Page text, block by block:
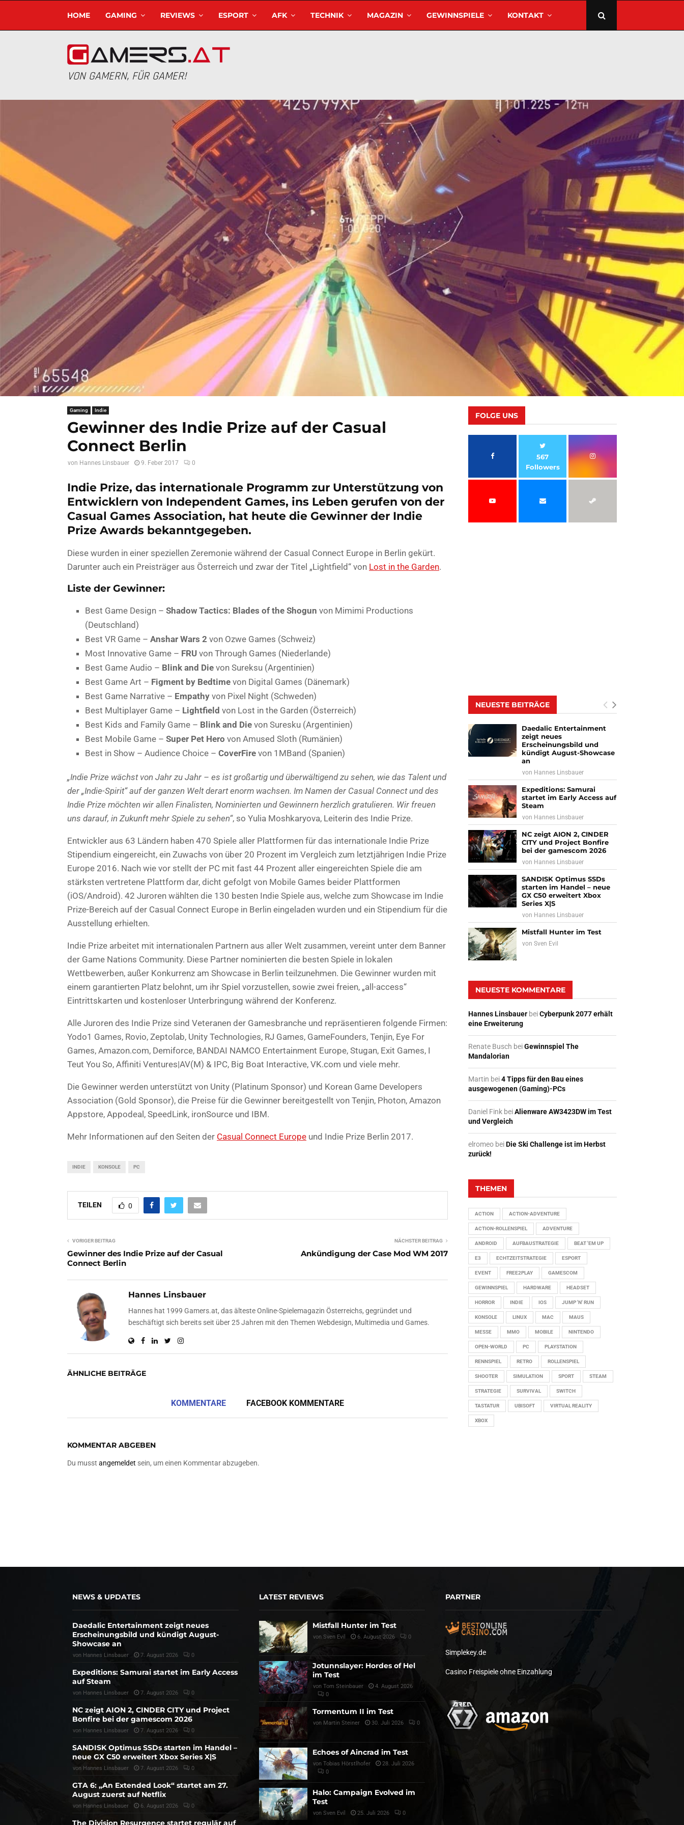
HOME GAMING REVIEWS ESPORT AFK TECHNIK MAGAZIN GEWINNSPIELE KONTAKT
VON GAMERN, FÜR GAMER!
Gaming Indie
Gewinner des Indie Prize auf der Casual
Connect Berlin
von Hannes Linsbauer 9. Feber 2017 0
Indie Prize, das internationale Programm zur Unterstützung von
Entwicklern von Independent Games, ins Leben gerufen von der
Casual Games Association, hat heute die Gewinner der Indie
Prize Awards bekanntgegeben.
Diese wurden in einer speziellen Zeremonie während der Casual Connect Europe in Berlin gekürt.
Darunter auch ein Preisträger aus Österreich und zwar der Titel „Lightfield“ von Lost in the Garden.
Liste der Gewinner:
Best Game Design – Shadow Tactics: Blades of the Shogun von Mimimi Productions
(Deutschland)
Best VR Game – Anshar Wars 2 von Ozwe Games (Schweiz)
Most Innovative Game – FRU von Through Games (Niederlande)
Best Game Audio – Blink and Die von Sureksu (Argentinien)
Best Game Art – Figment by Bedtime von Digital Games (Dänemark)
Best Game Narrative – Empathy von Pixel Night (Schweden)
Best Multiplayer Game – Lightfield von Lost in the Garden (Österreich)
Best Kids and Family Game – Blink and Die von Suresku (Argentinien)
Best Mobile Game – Super Pet Hero von Amused Sloth (Rumänien)
Best in Show – Audience Choice – CoverFire von 1MBand (Spanien)
„Indie Prize wächst von Jahr zu Jahr – es ist großartig und überwältigend zu sehen, wie das Talent und
der „Indie-Spirit“ auf der ganzen Welt derart enorm wachsen. Im Namen der Casual Connect und des
Indie Prize möchten wir allen Finalisten, Nominierten und Gewinnern herzlich gratulieren. Wir freuen
uns darauf, in Zukunft mehr Spiele zu sehen“, so Yulia Moshkaryova, Leiterin des Indie Prize.
Entwickler aus 63 Ländern haben 470 Spiele aller Plattformen für das internationale Indie Prize
Stipendium eingereicht, ein Zuwachs von über 20 Prozent im Vergleich zum letztjährigen Indie Prize
Europe 2016. Nach wie vor stellt der PC mit fast 44 Prozent aller eingereichten Spiele die am
stärksten vertretene Plattform dar, dicht gefolgt von Mobile Games beider Plattformen
(iOS/Android). 42 Juroren wählten die 130 besten Indie Spiele aus, welche zum Showcase im Indie
Prize-Bereich auf der Casual Connect Europe in Berlin eingeladen wurden und ein Stipendium für die
Ausstellung erhielten.
Indie Prize arbeitet mit internationalen Partnern aus aller Welt zusammen, vereint unter dem Banner
der Game Nations Community. Diese Partner nominierten die besten Spiele in lokalen
Wettbewerben, außer Konkurrenz am Showcase in Berlin teilzunehmen. Die Gewinner wurden mit
einem garantierten Platz belohnt, um ihr Spiel vorzustellen, sowie zwei freien, „all-access“
Eintrittskarten und kostenloser Unterbringung während der Konferenz.
Alle Juroren des Indie Prize sind Veteranen der Gamesbranche und repräsentieren folgende Firmen:
Yodo1 Games, Rovio, Zeptolab, Unity Technologies, RJ Games, GameFounders, Tenjin, Eye For
Games, Amazon.com, Demiforce, BANDAI NAMCO Entertainment Europe, Stugan, Exit Games, I
Teut You So, Affiniti Ventures|AV(M) & IPC, Big Boat Interactive, VK.com und viele mehr.
Die Gewinner werden unterstützt von Unity (Platinum Sponsor) und Korean Game Developers
Association (Gold Sponsor), die Preise für die Gewinner bereitgestellt von Tenjin, Photon, Amazon
Appstore, Appodeal, SpeedLink, ironSource und IBM.
Mehr Informationen auf den Seiten der Casual Connect Europe und Indie Prize Berlin 2017.
INDIE KONSOLE PC
TEILEN 0
VORIGER BEITRAG
Gewinner des Indie Prize auf der Casual
Connect Berlin
NÄCHSTER BEITRAG
Ankündigung der Case Mod WM 2017
Hannes Linsbauer
Hannes hat 1999 Gamers.at, das älteste Online-Spielemagazin Österreichs, gegründet und
beschäftigt sich bereits seit über 25 Jahren mit den Themen Webdesign, Multimedia und Games.
ÄHNLICHE BEITRÄGE
KOMMENTARE FACEBOOK KOMMENTARE
KOMMENTAR ABGEBEN
Du musst angemeldet sein, um einen Kommentar abzugeben.
FOLGE UNS
567
Followers
NEUESTE BEITRÄGE
Daedalic Entertainment
zeigt neues
Erscheinungsbild und
kündigt August-Showcase
an
von Hannes Linsbauer
Expeditions: Samurai
startet im Early Access auf
Steam
von Hannes Linsbauer
NC zeigt AION 2, CINDER
CITY und Project Bonfire
bei der gamescom 2026
von Hannes Linsbauer
SANDISK Optimus SSDs
starten im Handel – neue
GX C50 erweitert Xbox
Series X|S
von Hannes Linsbauer
Mistfall Hunter im Test
vonSven Evil
NEUESTE KOMMENTARE
Hannes Linsbauer beiCyberpunk 2077 erhält
eine Erweiterung
Renate Busch beiGewinnspiel The
Mandalorian
Martin bei4 Tipps für den Bau eines
ausgewogenen (Gaming)-PCs
Daniel Fink beiAlienware AW3423DW im Test
und Vergleich
elromeo beiDie Ski Challenge ist im Herbst
zurück!
THEMEN
ACTION ACTION-ADVENTURE
ACTION-ROLLENSPIEL ADVENTURE
ANDROID AUFBAUSTRATEGIE BEAT 'EM UP
E3 ECHTZEITSTRATEGIE ESPORT
EVENT FREE2PLAY GAMESCOM
GEWINNSPIEL HARDWARE HEADSET
HORROR INDIE IOS JUMP 'N' RUN
KONSOLE LINUX MAC MAUS
MESSE MMO MOBILE NINTENDO
OPEN-WORLD PC PLAYSTATION
RENNSPIEL RETRO ROLLENSPIEL
SHOOTER SIMULATION SPORT STEAM
STRATEGIE SURVIVAL SWITCH
TASTATUR UBISOFT VIRTUAL REALITY
XBOX
NEWS & UPDATES
Daedalic Entertainment zeigt neues
Erscheinungsbild und kündigt August-
Showcase an
von Hannes Linsbauer 7. August 2026 0
Expeditions: Samurai startet im Early Access
auf Steam
von Hannes Linsbauer 7. August 2026 0
NC zeigt AION 2, CINDER CITY und Project
Bonfire bei der gamescom 2026
von Hannes Linsbauer 7. August 2026 0
SANDISK Optimus SSDs starten im Handel –
neue GX C50 erweitert Xbox Series X|S
von Hannes Linsbauer 7. August 2026 0
GTA 6: „An Extended Look“ startet am 27.
August zuerst auf Netflix
von Hannes Linsbauer 6. August 2026 0
The Division Resurgence startet regulär auf
LATEST REVIEWS
Mistfall Hunter im Test
von Sven Evil 6. August 2026 0
Jotunnslayer: Hordes of Hel
im Test
von Tom Steinbauer
4. August 2026
0
Tormentum II im Test
von Martin Steiner 30. Juli 2026 0
Echoes of Aincrad im Test
von Tobias Hörstlhofer
28. Juli 2026
0
Halo: Campaign Evolved im
Test
von Sven Evil 25. Juli 2026 0
PARTNER
Simplekey.de
Casino Freispiele ohne Einzahlung